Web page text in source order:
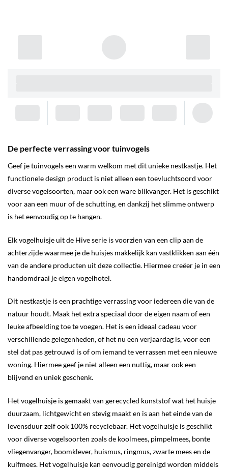
De perfecte verrassing voor tuinvogels
Geef je tuinvogels een warm welkom met dit unieke nestkastje. Het
functionele design product is niet alleen een toevluchtsoord voor
diverse vogelsoorten, maar ook een ware blikvanger. Het is geschikt
voor aan een muur of de schutting, en dankzij het slimme ontwerp
is het eenvoudig op te hangen.
Elk vogelhuisje uit de Hive serie is voorzien van een clip aan de
achterzijde waarmee je de huisjes makkelijk kan vastklikken aan één
van de andere producten uit deze collectie. Hiermee creëer je in een
handomdraai je eigen vogelhotel.
Dit nestkastje is een prachtige verrassing voor iedereen die van de
natuur houdt. Maak het extra speciaal door de eigen naam of een
leuke afbeelding toe te voegen. Het is een ideaal cadeau voor
verschillende gelegenheden, of het nu een verjaardag is, voor een
stel dat pas getrouwd is of om iemand te verrassen met een nieuwe
woning. Hiermee geef je niet alleen een nuttig, maar ook een
blijvend en uniek geschenk.
Het vogelhuisje is gemaakt van gerecycled kunststof wat het huisje
duurzaam, lichtgewicht en stevig maakt en is aan het einde van de
levensduur zelf ook 100% recyclebaar. Het vogelhuisje is geschikt
voor diverse vogelsoorten zoals de koolmees, pimpelmees, bonte
vliegenvanger, boomklever, huismus, ringmus, zwarte mees en de
kuifmees. Het vogelhuisje kan eenvoudig gereinigd worden middels